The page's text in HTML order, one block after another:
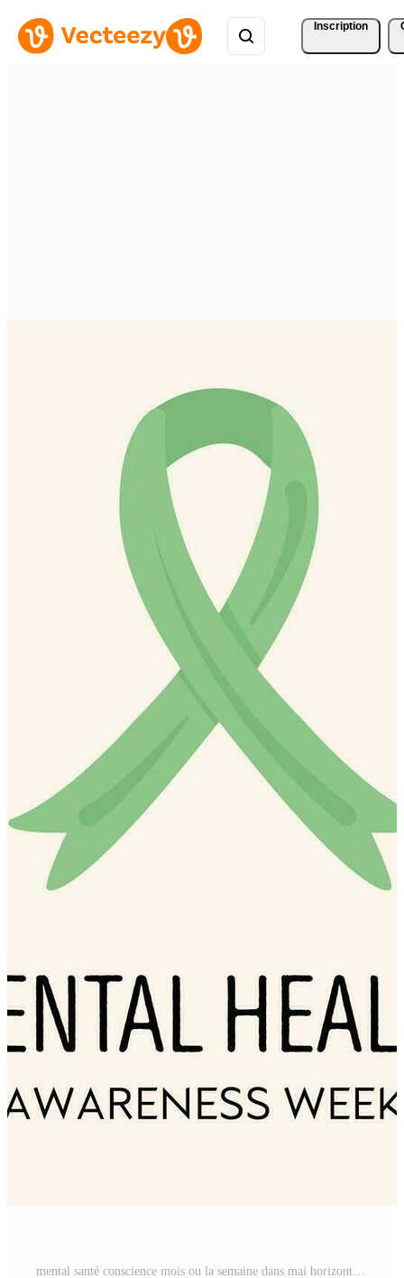
Inscription
mental santé conscience mois ou la semaine dans mai horizontal bannière modèle sur Contexte avec fleurs. vert ruban international symbole pour mental les maladies. médical santé se soucier affiche. vecteur. Vecteur Pro